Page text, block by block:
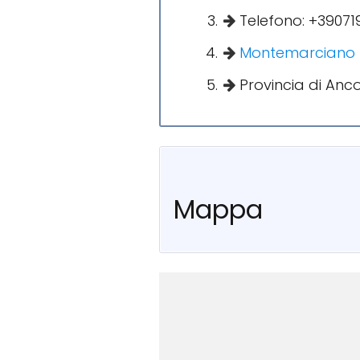
Telefono:
Montemarciano
Provincia di
Mappa